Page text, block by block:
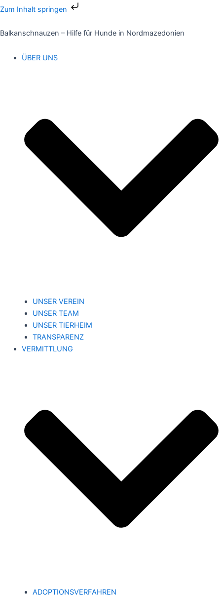
Zum Inhalt springen
Zum
springen
Balkanschnauzen – Hilfe für Hunde in Nordmazedonien
ÜBER UNS
UNSER VEREIN
UNSER TEAM
UNSER TIERHEIM
TRANSPARENZ
VERMITTLUNG
ADOPTIONSVERFAHREN